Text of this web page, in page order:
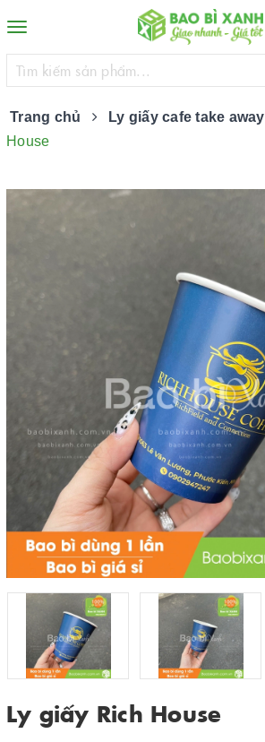
Toggle
navigation
Trang chủ Ly giấy cafe take away
House
Ly giấy Rich House